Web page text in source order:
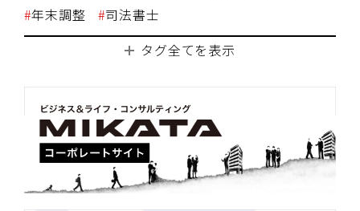
年末調整
司法書士
タグ全てを表示